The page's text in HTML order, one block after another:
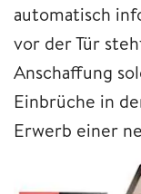
automatisch
vor der Tür
Anschaffung
Einbrüche in
Erwerb einer